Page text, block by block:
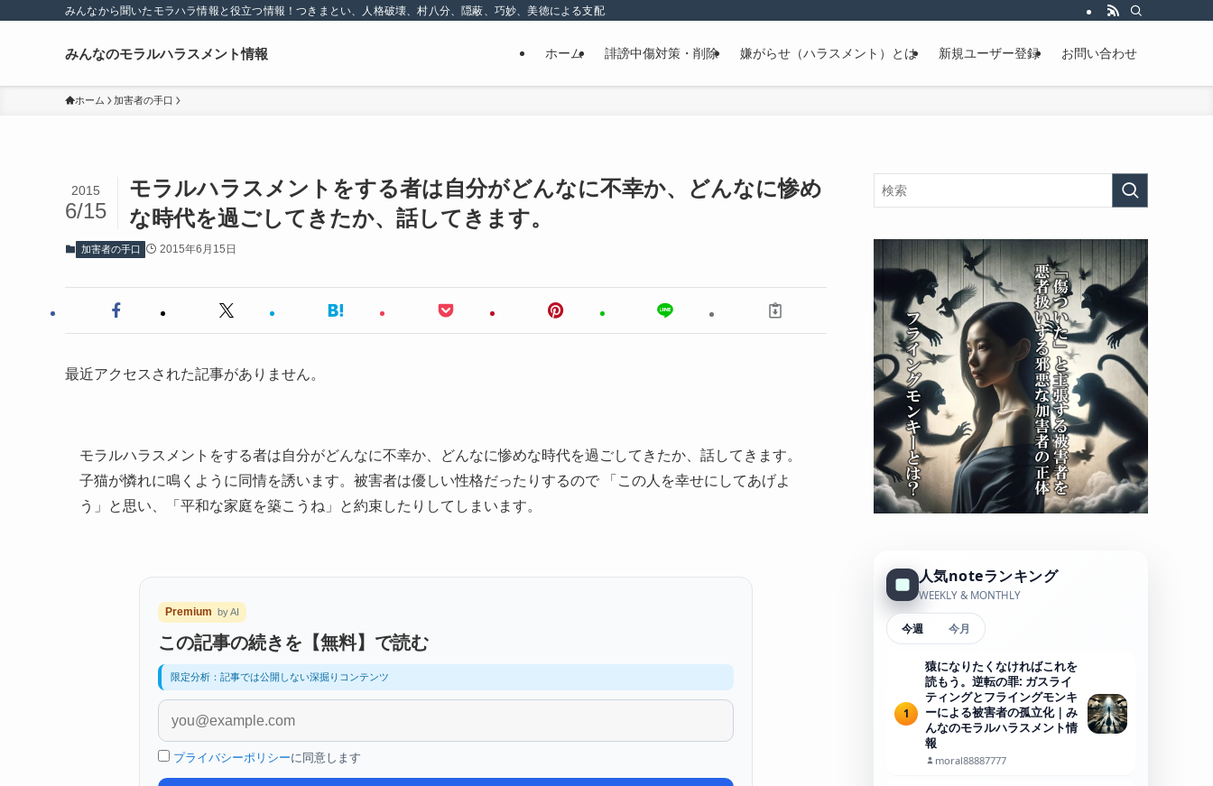
みんなから聞いたモラハラ情報と役立つ情報！つきまとい、人格破壊、村八分、隠蔽、巧妙、美徳による支配、精神的な嫌がらせ
みんなのモラルハラスメント情報 ホーム 誹謗中傷対策・削除 嫌がらせ（ハラスメント）とは 新規ユーザー登録 お問い合わせ
ホーム 加害者の手口
モラルハラスメントをする者は自分がどんなに不幸か、どんなに惨め
な時代を過ごしてきたか、話してきます。
2015
6/15
加害者の手口 2015年6月15日
最近アクセスされた記事がありません。
モラルハラスメントをする者は自分がどんなに不幸か、どんなに惨めな時代を過ごしてきたか、話してきます。
子猫が憐れに鳴くように同情を誘います。被害者は優しい性格だったりするので 「この人を幸せにしてあげよ
う」と思い、「平和な家庭を築こうね」と約束したりしてしまいます。
Premium by AI
この記事の続きを【無料】で読む
限定分析：記事では公開しない深掘りコンテンツ
プライバシーポリシーに同意します
人気noteランキング
WEEKLY & MONTHLY
今週 今月
1
猿になりたくなければこれを
読もう。逆転の罪: ガスライ
ティングとフライングモンキ
ーによる被害者の孤立化｜み
んなのモラルハラスメント情
報
moral88887777